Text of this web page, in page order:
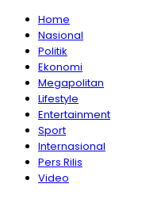
Home
Nasional
Politik
Ekonomi
Megapolitan
Lifestyle
Entertainment
Sport
Internasional
Pers Rilis
Video